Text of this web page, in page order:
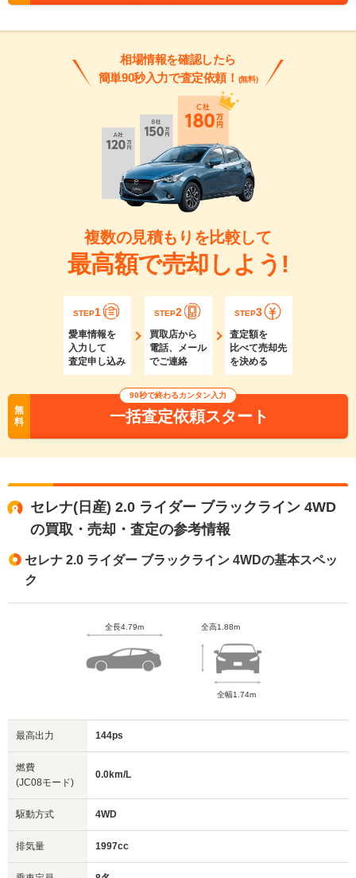
相場情報を確認したら
簡単90秒入力で査定依頼！ (無料)
複数の見積もりを比較して
最高額で売却しよう!
STEP1
愛車情報を
入力して
査定申し込み
STEP2
買取店から
電話、メール
でご連絡
STEP3
査定額を
比べて売却先
を決める
無
料
90秒で終わるカンタン入力
一括査定依頼スタート
セレナ(日産) 2.0 ライダー ブラックライン 4WD
の買取・売却・査定の参考情報
セレナ 2.0 ライダー ブラックライン 4WDの基本スペッ
ク
全長4.79m 全高1.88m
全幅1.74m
最高出力 144ps
燃費
(JC08モード)
0.0km/L
駆動方式 4WD
排気量 1997cc